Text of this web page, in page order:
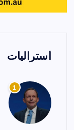
أستراليات
1